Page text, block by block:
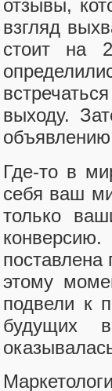
отзывы,
взгляд
стоит на
выходу.
объявлению
Где-то в
себя ваш
только
поставлена
этому
подвели к
будущих